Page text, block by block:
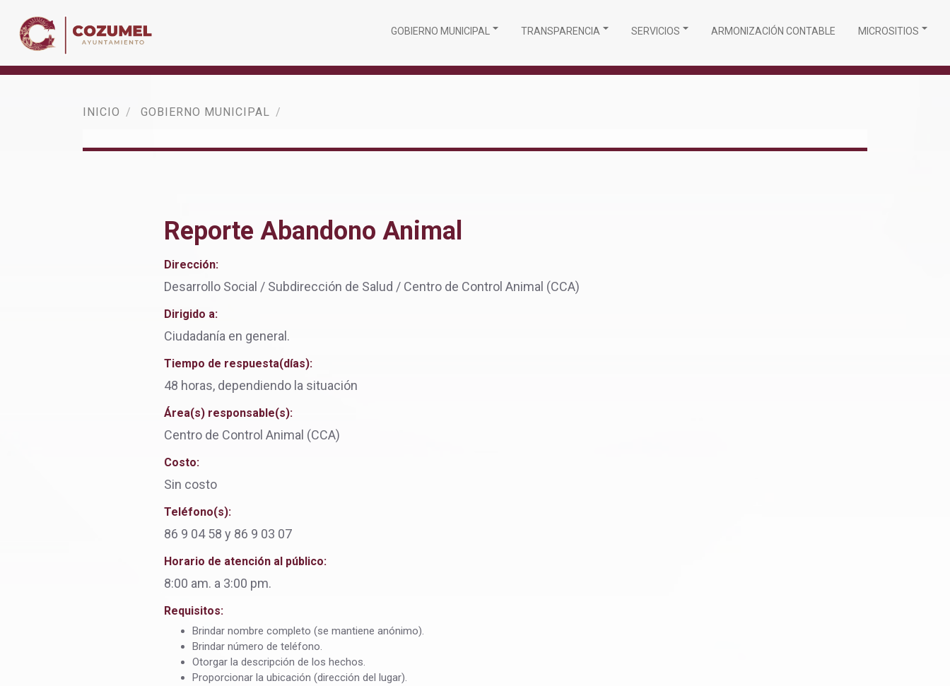
GOBIERNO MUNICIPAL TRANSPARENCIA SERVICIOS ARMONIZACIÓN CONTABLE MICROSITIOS
INICIO GOBIERNO MUNICIPAL
Reporte Abandono Animal
Dirección:
Desarrollo Social / Subdirección de Salud / Centro de Control Animal (CCA)
Dirigido a:
Ciudadanía en general.
Tiempo de respuesta(días):
48 horas, dependiendo la situación
Área(s) responsable(s):
Centro de Control Animal (CCA)
Costo:
Sin costo
Teléfono(s):
86 9 04 58 y 86 9 03 07
Horario de atención al público:
8:00 am. a 3:00 pm.
Requisitos:
Brindar nombre completo (se mantiene anónimo).
Brindar número de teléfono.
Otorgar la descripción de los hechos.
Proporcionar la ubicación (dirección del lugar).